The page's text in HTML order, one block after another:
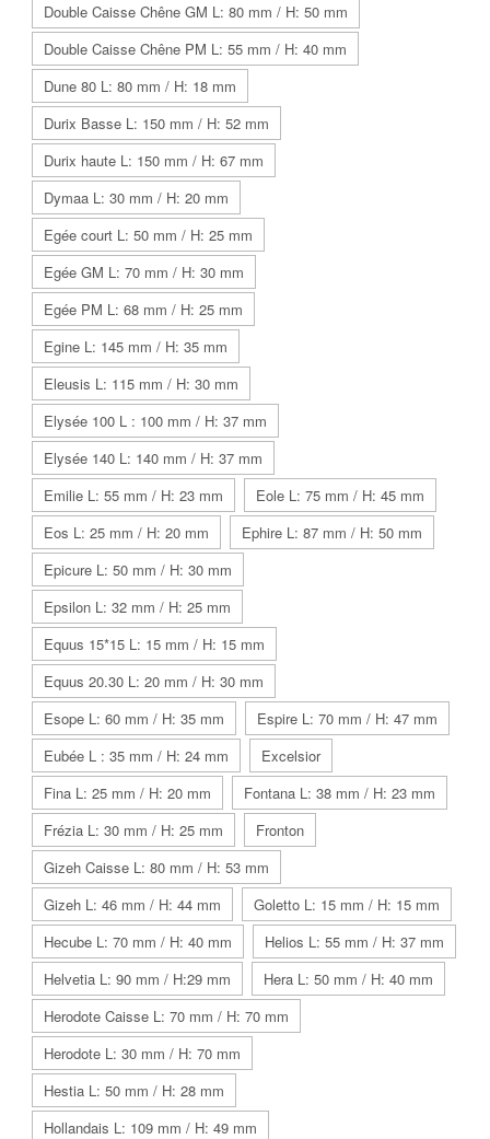
Double Caisse Chêne GM L: 80 mm / H: 50 mm
Double Caisse Chêne PM L: 55 mm / H: 40 mm
Dune 80 L: 80 mm / H: 18 mm
Durix Basse L: 150 mm / H: 52 mm
Durix haute L: 150 mm / H: 67 mm
Dymaa L: 30 mm / H: 20 mm
Egée court L: 50 mm / H: 25 mm
Egée GM L: 70 mm / H: 30 mm
Egée PM L: 68 mm / H: 25 mm
Egine L: 145 mm / H: 35 mm
Eleusis L: 115 mm / H: 30 mm
Elysée 100 L : 100 mm / H: 37 mm
Elysée 140 L: 140 mm / H: 37 mm
Emilie L: 55 mm / H: 23 mm
Eole L: 75 mm / H: 45 mm
Eos L: 25 mm / H: 20 mm
Ephire L: 87 mm / H: 50 mm
Epicure L: 50 mm / H: 30 mm
Epsilon L: 32 mm / H: 25 mm
Equus 15*15 L: 15 mm / H: 15 mm
Equus 20.30 L: 20 mm / H: 30 mm
Esope L: 60 mm / H: 35 mm
Espire L: 70 mm / H: 47 mm
Eubée L : 35 mm / H: 24 mm
Excelsior
Fina L: 25 mm / H: 20 mm
Fontana L: 38 mm / H: 23 mm
Frézia L: 30 mm / H: 25 mm
Fronton
Gizeh Caisse L: 80 mm / H: 53 mm
Gizeh L: 46 mm / H: 44 mm
Goletto L: 15 mm / H: 15 mm
Hecube L: 70 mm / H: 40 mm
Helios L: 55 mm / H: 37 mm
Helvetia L: 90 mm / H:29 mm
Hera L: 50 mm / H: 40 mm
Herodote Caisse L: 70 mm / H: 70 mm
Herodote L: 30 mm / H: 70 mm
Hestia L: 50 mm / H: 28 mm
Hollandais L: 109 mm / H: 49 mm